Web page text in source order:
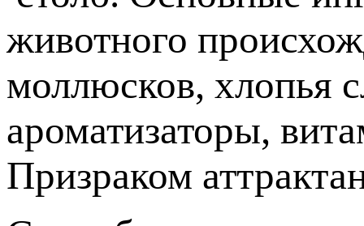
животного
моллюсков, хлопья
ароматизаторы,
Призраком